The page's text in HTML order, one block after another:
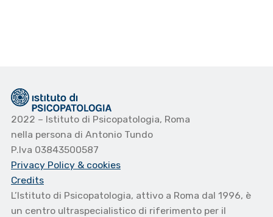
2022 – Istituto di Psicopatologia, Roma
nella persona di Antonio Tundo
P.Iva 03843500587
Privacy Policy & cookies
Credits
L’Istituto di Psicopatologia, attivo a Roma dal 1996, è
un centro ultraspecialistico di riferimento per il